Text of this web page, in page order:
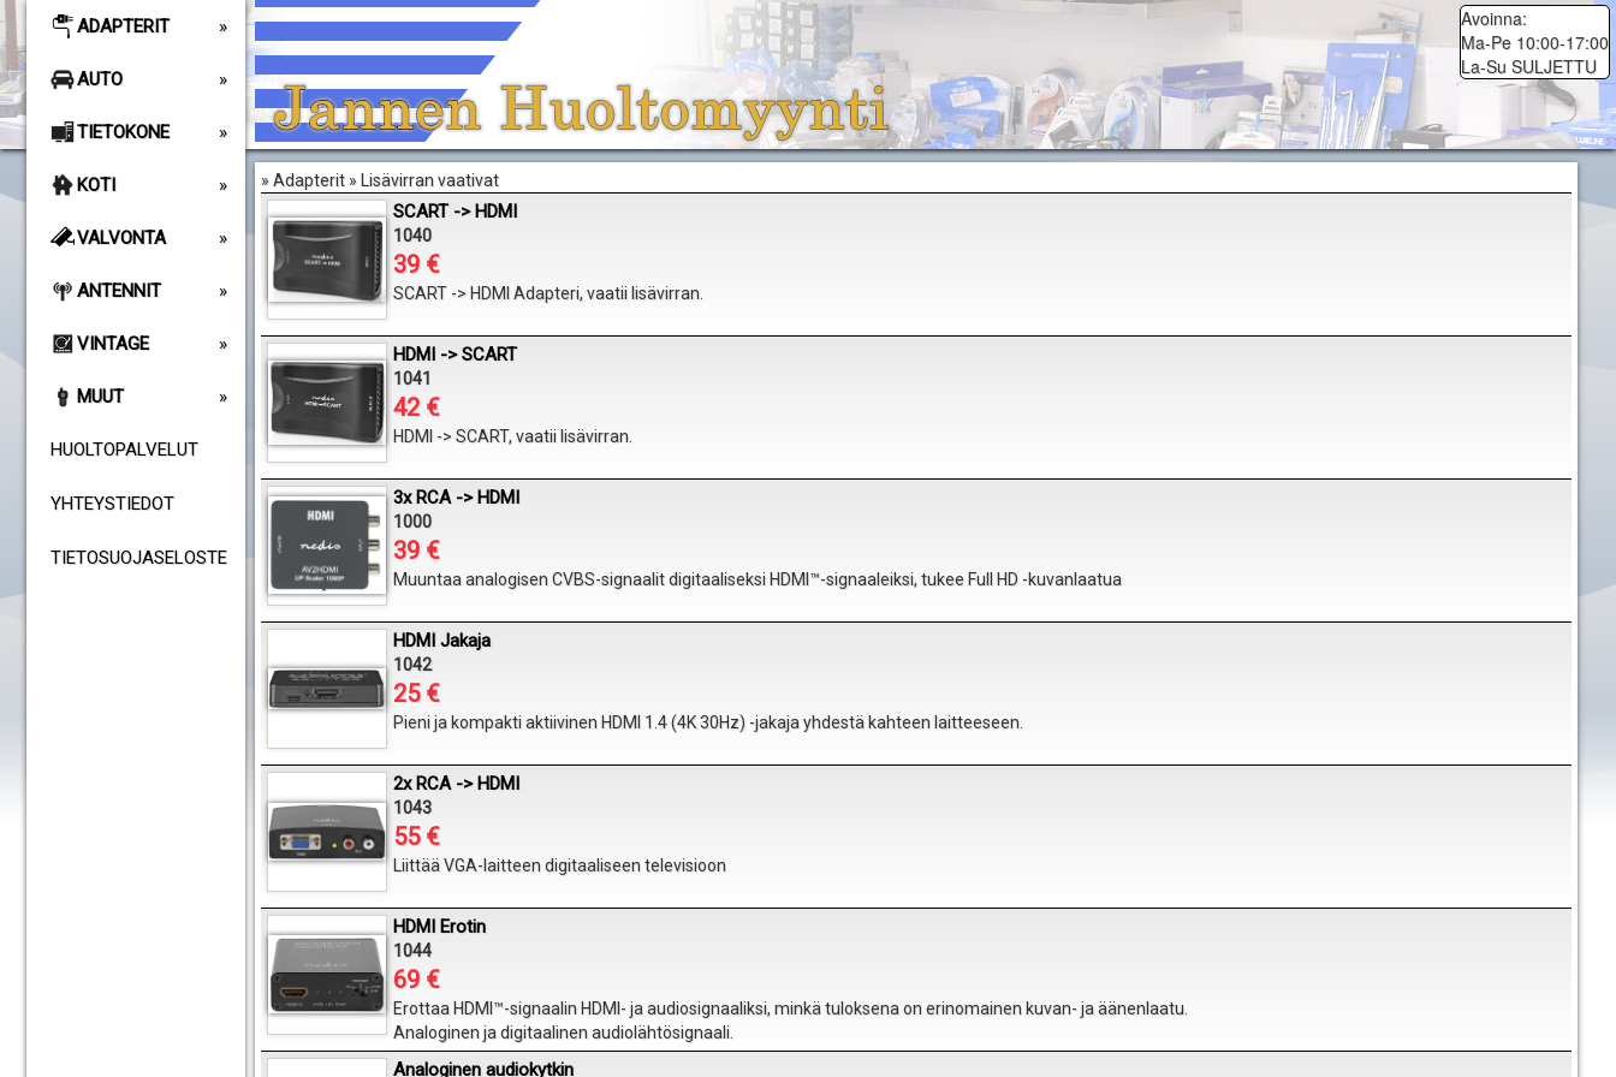
Avoinna:
Ma-Pe 10:00-17:00
La-Su SULJETTU
ADAPTERIT
AUTO
TIETOKONE
KOTI
VALVONTA
ANTENNIT
VINTAGE
MUUT
HUOLTOPALVELUT
YHTEYSTIEDOT
TIETOSUOJASELOSTE
» Adapterit » Lisävirran vaativat
SCART -> HDMI
1040
39 €
SCART -> HDMI Adapteri, vaatii lisävirran.
HDMI -> SCART
1041
42 €
HDMI -> SCART, vaatii lisävirran.
3x RCA -> HDMI
1000
39 €
Muuntaa analogisen CVBS-signaalit digitaaliseksi HDMI™-signaaleiksi, tukee Full HD -kuvanlaatua
HDMI Jakaja
1042
25 €
Pieni ja kompakti aktiivinen HDMI 1.4 (4K 30Hz) -jakaja yhdestä kahteen laitteeseen.
2x RCA -> HDMI
1043
55 €
Liittää VGA-laitteen digitaaliseen televisioon
HDMI Erotin
1044
69 €
Erottaa HDMI™-signaalin HDMI- ja audiosignaaliksi, minkä tuloksena on erinomainen kuvan- ja äänenlaatu.
Analoginen ja digitaalinen audiolähtösignaali.
Analoginen audiokytkin